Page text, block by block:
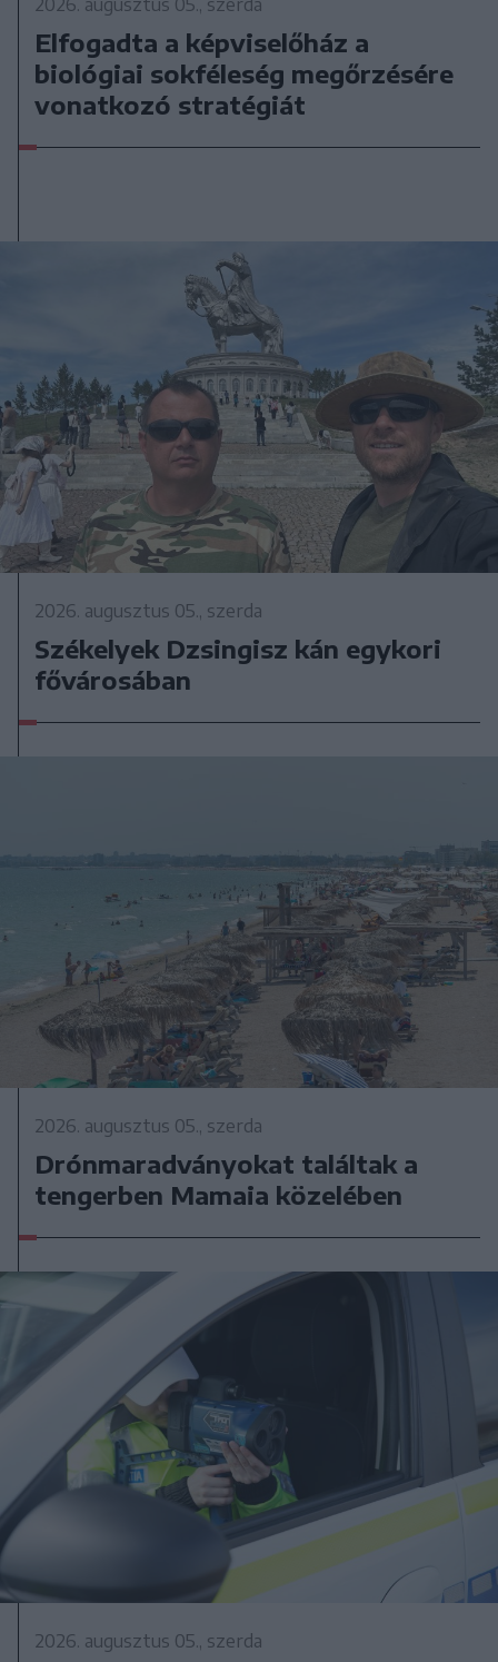
Elfogadta a képviselőház a
biológiai sokféleség megőrzésére
vonatkozó stratégiát
2026. augusztus 05., szerda
Székelyek Dzsingisz kán egykori
fővárosában
2026. augusztus 05., szerda
Drónmaradványokat találtak a
tengerben Mamaia közelében
2026. augusztus 05., szerda